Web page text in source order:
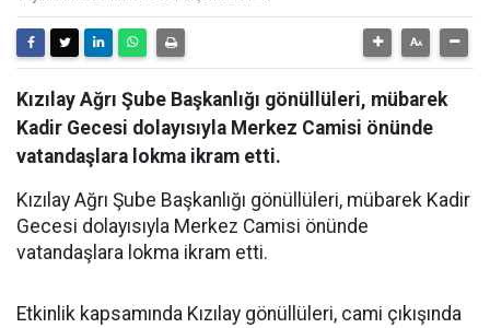
Kızılay Ağrı Şube Başkanlığı gönüllüleri, mübarek
Kadir Gecesi dolayısıyla Merkez Camisi önünde
vatandaşlara lokma ikram etti.
Kızılay Ağrı Şube Başkanlığı gönüllüleri, mübarek Kadir
Gecesi dolayısıyla Merkez Camisi önünde
vatandaşlara lokma ikram etti.
Etkinlik kapsamında Kızılay gönüllüleri, cami çıkışında